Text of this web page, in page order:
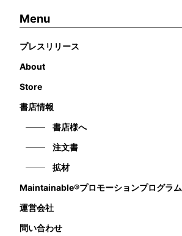
Menu
プレスリリース
About
Store
書店情報
書店様へ
注文書
拡材
Maintainable®プロモーションプログラム
運営会社
問い合わせ